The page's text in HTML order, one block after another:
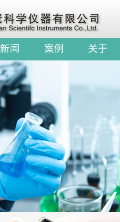
新闻 案例 关于